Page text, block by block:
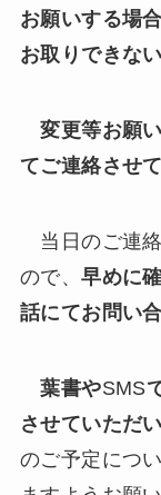
お願いする場
お取りできな
変更等お願
てご連絡させ
当日のご連
ので、早めに
話にてお問い
葉書やSMS
させていただ
のご予定につ